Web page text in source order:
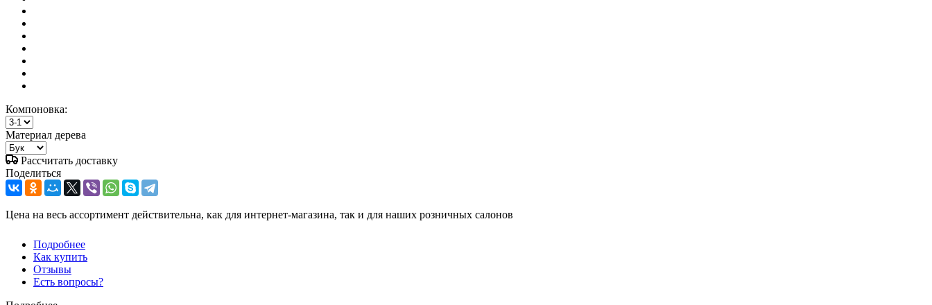
Компоновка:
Материал дерева
Рассчитать доставку
Поделиться
Цена на весь ассортимент действительна, как для интернет-магазина, так и для наших розничных салонов
Подробнее
Как купить
Отзывы
Есть вопросы?